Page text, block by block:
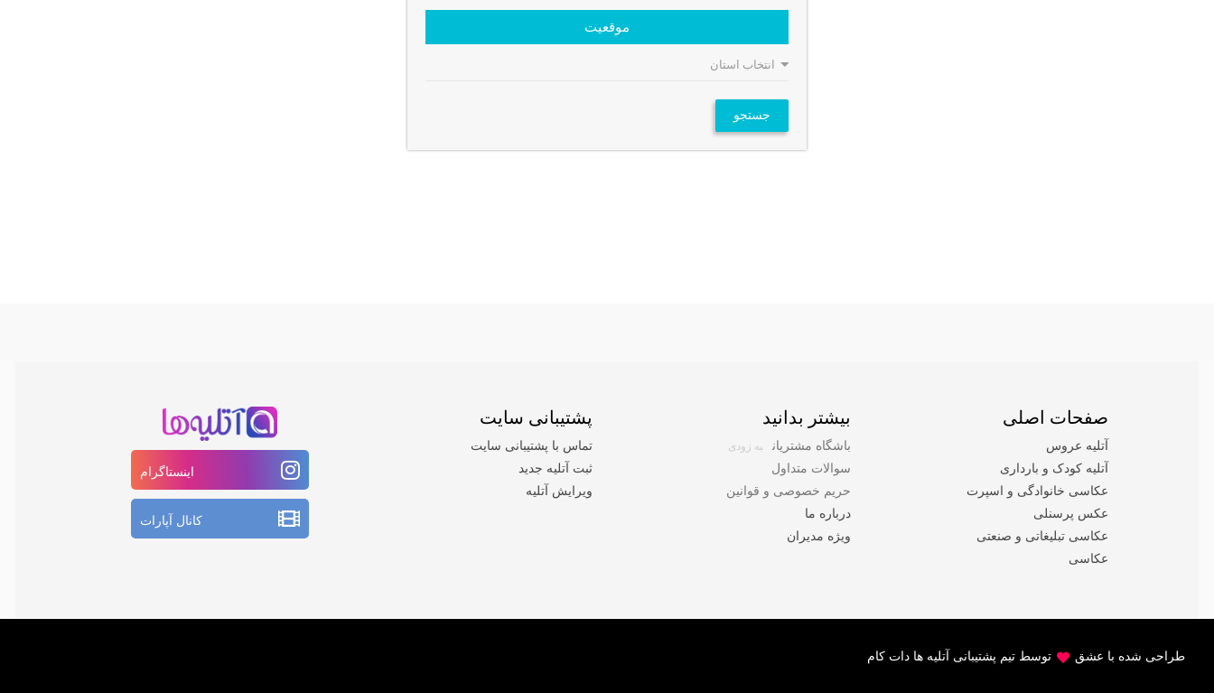
موقعیت
جستجو
صفحات اصلی
آتلیه عروس
آتلیه کودک و بارداری
عکاسی خانوادگی و اسپرت
عکس پرسنلی
عکاسی تبلیغاتی و صنعتی
عکاسی
بیشتر بدانید
باشگاه مشتریان به زودی
سوالات متداول
حریم خصوصی و قوانین
درباره ما
ویژه مدیران
پشتیبانی سایت
تماس با پشتیبانی سایت
ثبت آتلیه جدید
ویرایش آتلیه
اینستاگرام
کانال آپارات
طراحی شده با عشق توسط تیم پشتیبانی آتلیه ها دات کام